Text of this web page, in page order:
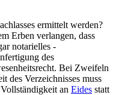
ermittelt werden?
Erben verlangen, dass
notarielles -
des
Bei Zweifeln
des Verzeichnisses muss
an Eides statt